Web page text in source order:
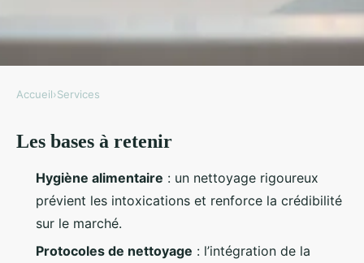
Top 5 stratégies pour un
nettoyage agroalimentaire
impeccable
Accueil›Services
Les bases à retenir
Hygiène alimentaire : un nettoyage rigoureux
prévient les intoxications et renforce la crédibilité
sur le marché.
Protocoles de nettoyage : l’intégration de la